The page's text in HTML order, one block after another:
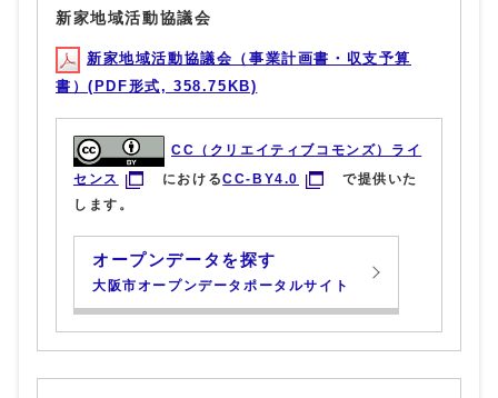
新家地域活動協議会
新家地域活動協議会（事業計画書・収支予算
書）(PDF形式, 358.75KB)
CC（クリエイティブコモンズ）ライ
センス
におけるCC-BY4.0
で提供いた
します。
オープンデータを探す
大阪市オープンデータポータルサイト